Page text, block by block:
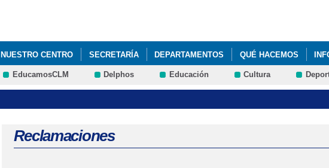
NUESTRO CENTRO SECRETARÍA DEPARTAMENTOS QUÉ HACEMOS
EducamosCLM Delphos Educación Cultura
Reclamaciones